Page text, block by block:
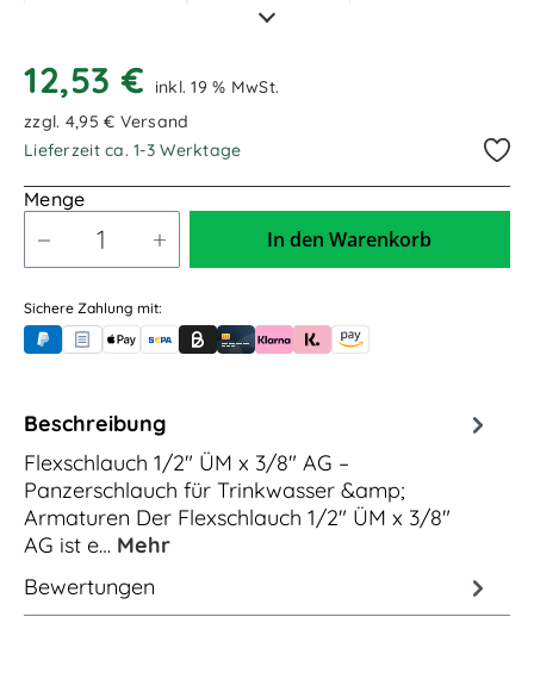
4,00m / 4.000mm
5,60m / 5.600mm
11,00m / 11.000mm
12,53 €
inkl. 19 % MwSt.
zzgl. 4,95 € Versand
Lieferzeit ca. 1-3 Werktage
Menge
In den Warenkorb
Sichere Zahlung mit:
PayPalRechnungskauf (für Behörden)
Apple PayBanküberweisung (vorab)
Rechnungskauf (Billie)
Kreditkarte
Rechnung oder Ratenkauf (Klarna)
Sofortüberweisung (Klarna)
Amazon Pay
Beschreibung
Flexschlauch 1/2" ÜM x 3/8" AG –
Panzerschlauch für Trinkwasser &amp;
Armaturen Der Flexschlauch 1/2" ÜM x 3/8"
AG ist e… Mehr
Bewertungen